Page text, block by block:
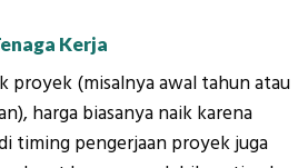
Kerja
proyek (misalnya awal tahun atau
harga biasanya naik karena
timing pengerjaan proyek juga